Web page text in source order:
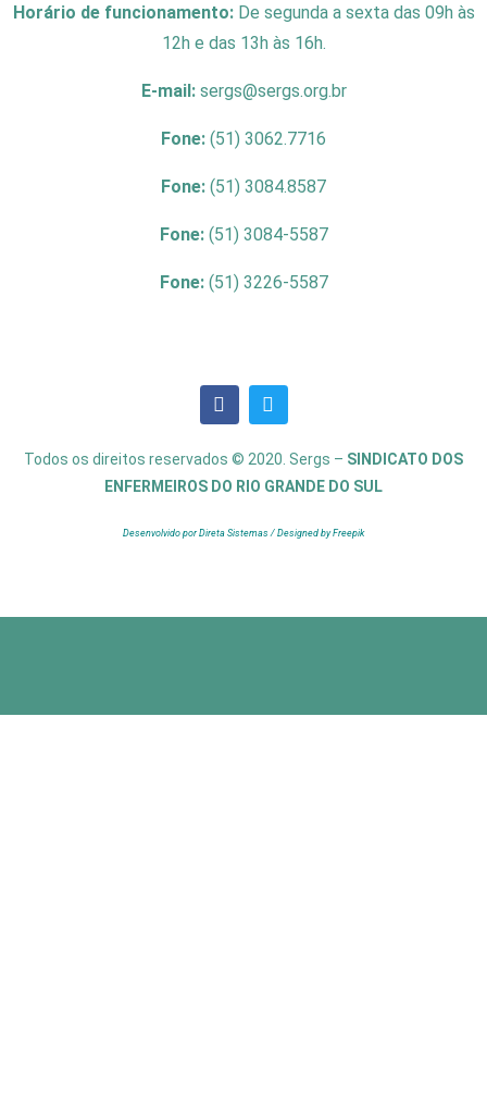
Horário de funcionamento: De segunda a sexta das 09h às
12h e das 13h às 16h.
E-mail: sergs@sergs.org.br
Fone: (51) 3062.7716
Fone: (51) 3084.8587
Fone: (51) 3084-5587
Fone: (51) 3226-5587
Todos os direitos reservados © 2020. Sergs – SINDICATO DOS
ENFERMEIROS DO RIO GRANDE DO SUL
Desenvolvido por Direta Sistemas / Designed by Freepik